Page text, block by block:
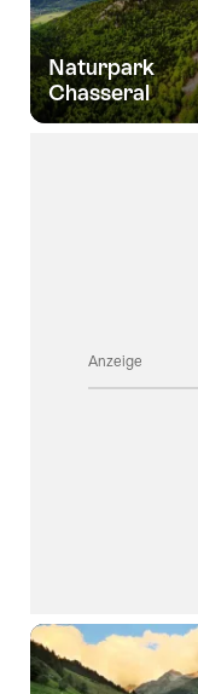
Naturpark
Chasseral
Anzeige